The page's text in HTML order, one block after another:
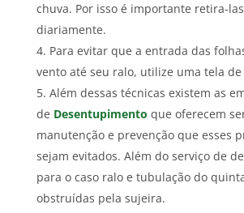
chuva. Por isso é importante retira-
diariamente.
Para evitar que a entrada das
vento até seu ralo, utilize uma tela de
Além dessas técnicas existem as
de Desentupimento que oferecem
manutenção e prevenção que esses
sejam evitados. Além do serviço de
para o caso ralo e tubulação do
obstruídas pela sujeira.